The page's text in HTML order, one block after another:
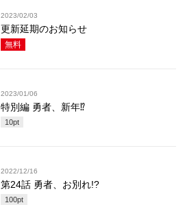
2023/02/03
更新延期のお知らせ
無料
2023/01/06
特別編 勇者、新年⁉︎
10pt
2022/12/16
第24話 勇者、お別れ!?
100pt